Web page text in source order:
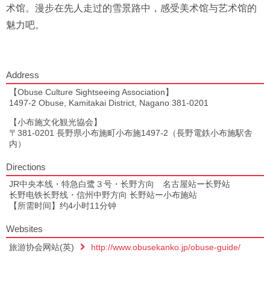
术馆。漫步在先人走过的雪景路中，感受美术馆与艺术馆的
魅力吧。
Address
【Obuse Culture Sightseeing Association】
1497-2 Obuse, Kamitakai District, Nagano 381-0201
【小布施文化観光協会】
〒381-0201 長野県小布施町小布施1497-2（長野電鉄小布施駅舎
内）
Directions
JR中央本线・特急白鹭３号・长野方向 名古屋站ー长野站
长野电铁长野线・信州中野方向 长野站ー小布施站
【所需时间】约4小时11分钟
Websites
旅游协会网站(英) http://www.obusekanko.jp/obuse-guide/